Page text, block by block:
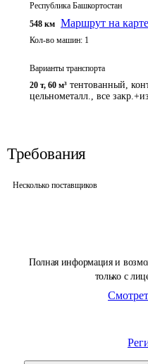
Полная информация и
только с
Республика Башкортостан
548 км Маршрут на карте
Кол-во машин: 1
Варианты транспорта
20 т, 60 м³ тентованный,
цельнометалл., все
Требования
Несколько поставщиков